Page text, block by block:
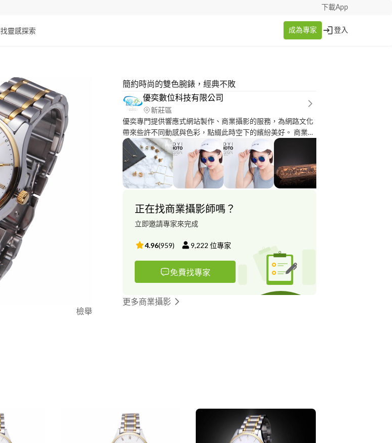
下載App
找靈感探索 成為專家 登入
檢舉
簡約時尚的雙色腕錶，經典不敗
優奕數位科技有限公司
新莊區
優奕專門提供響應式網站製作、商業攝影的服務，為網路文化
帶來些許不同動感與色彩，點綴此時空下的繽紛美好。 商業攝
影:產品攝影、人物攝影、到府攝影、外拍攝影 作品
集:http://www.yoyi.ws/works_category/studio_work/ 公司網
址:http://www.yoyi.ws/
正在找商業攝影師嗎？
立即邀請專家來完成
4.96(959) 9,222 位專家
免費找專家
更多商業攝影